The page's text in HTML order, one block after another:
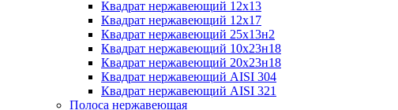
Квадрат нержавеющий 12х13
Квадрат нержавеющий 12х17
Квадрат нержавеющий 25х13н2
Квадрат нержавеющий 10х23н18
Квадрат нержавеющий 20х23н18
Квадрат нержавеющий AISI 304
Квадрат нержавеющий AISI 321
Полоса нержавеющая